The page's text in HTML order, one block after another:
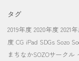
タグ
2019年度 2020年度 2021
度 CG iPad SDGs Sozo
まちなかSOZOサークル